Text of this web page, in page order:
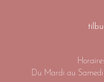
Du Mardi au